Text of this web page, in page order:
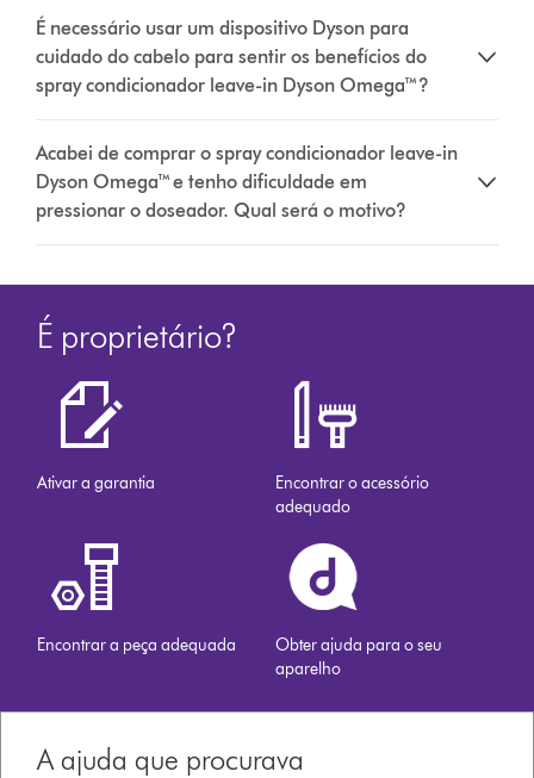
É necessário usar um dispositivo Dyson para
cuidado do cabelo para sentir os benefícios do
spray condicionador leave-in Dyson Omega™?
Acabei de comprar o spray condicionador leave-in
Dyson Omega™ e tenho dificuldade em
pressionar o doseador. Qual será o motivo?
É proprietário?
Ativar a garantia
Encontrar o acessório
adequado
Encontrar a peça adequada
Obter ajuda para o seu
aparelho
A ajuda que procurava